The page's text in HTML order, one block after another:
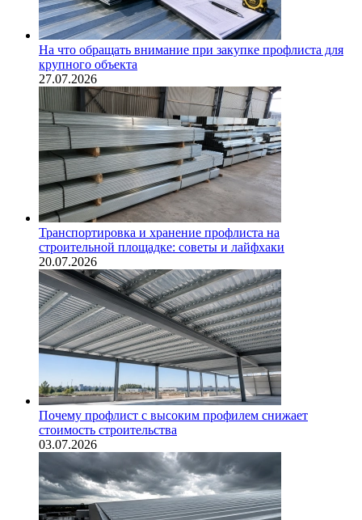
На что обращать внимание при закупке профлиста для
крупного объекта
27.07.2026
Транспортировка и хранение профлиста на
строительной площадке: советы и лайфхаки
20.07.2026
Почему профлист с высоким профилем снижает
стоимость строительства
03.07.2026